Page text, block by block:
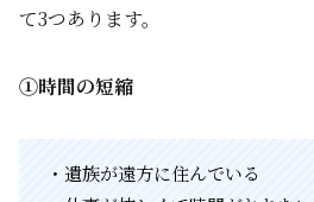
て3つあります。
①時間の短縮
・遺族が遠方に住んでいる